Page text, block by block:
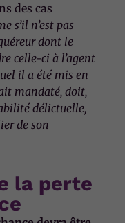
des cas
s’il n’est pas
dont le
celle-ci à l’agent
il a été mis en
mandaté, doit,
délictuelle,
de son
la perte